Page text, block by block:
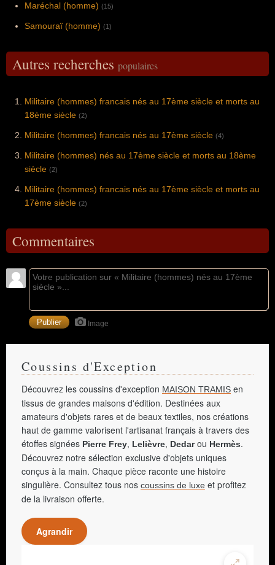
Maréchal (homme) (15)
Samouraï (homme) (1)
Autres recherches populaires
Militaire (hommes) francais nés au 17ème siècle et morts au
18ème siècle (2)
Militaire (hommes) francais nés au 17ème siècle (4)
Militaire (hommes) nés au 17ème siècle et morts au 18ème
siècle (2)
Militaire (hommes) francais nés au 17ème siècle et morts au
17ème siècle (2)
Commentaires
Image
Coussins d'Exception
Découvrez les coussins d'exception MAISON TRAMIS en
tissus de grandes maisons d'édition. Destinées aux
amateurs d'objets rares et de beaux textiles, nos créations
haut de gamme valorisent l'artisanat français à travers des
étoffes signées Pierre Frey, Lelièvre, Dedarou Hermès.
Découvrez notre sélection exclusive d'objets uniques
conçus à la main. Chaque pièce raconte une histoire
singulière. Consultez tous nos coussins de luxe et profitez
de la livraison offerte.
Agrandir